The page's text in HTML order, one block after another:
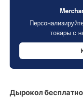
товары с
Дырокол